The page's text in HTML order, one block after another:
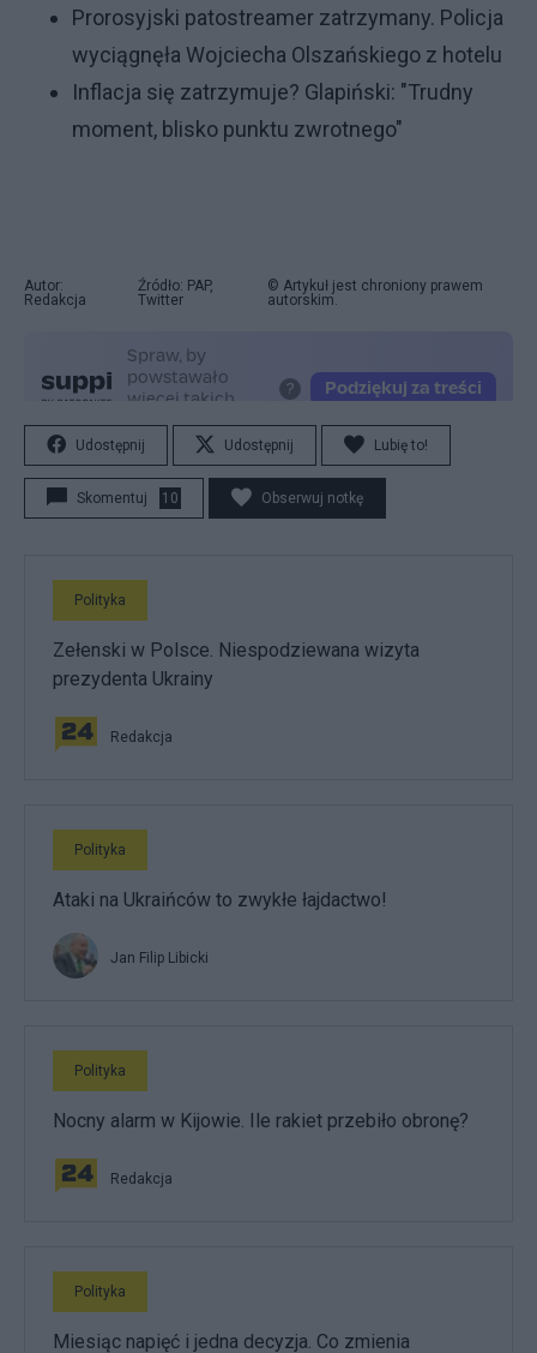
Prorosyjski patostreamer zatrzymany. Policja
wyciągnęła Wojciecha Olszańskiego z hotelu
Inflacja się zatrzymuje? Glapiński: "Trudny
moment, blisko punktu zwrotnego"
Autor:
Redakcja
Źródło: PAP,
Twitter
© Artykuł jest chroniony prawem
autorskim.
Udostępnij Udostępnij Lubię to!
Skomentuj 10 Obserwuj notkę
Polityka
Zełenski w Polsce. Niespodziewana wizyta
prezydenta Ukrainy
Redakcja
Polityka
Ataki na Ukraińców to zwykłe łajdactwo!
Jan Filip Libicki
Polityka
Nocny alarm w Kijowie. Ile rakiet przebiło obronę?
Redakcja
Polityka
Miesiąc napięć i jedna decyzja. Co zmienia